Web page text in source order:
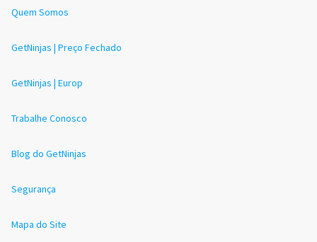
Quem Somos
GetNinjas | Preço Fechado
GetNinjas | Europ
Trabalhe Conosco
Blog do GetNinjas
Segurança
Mapa do Site